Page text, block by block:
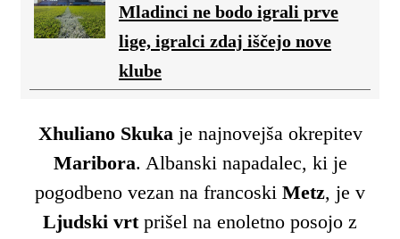
Mladinci ne bodo igrali prve
lige, igralci zdaj iščejo nove
klube
Xhuliano Skukaje najnovejša okrepitev
Maribora. Albanski napadalec, ki je
pogodbeno vezan na francoski Metz, je v
Ljudski vrt prišel na enoletno posojo z